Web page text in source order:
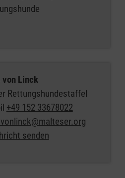
Mantrailer in
Ausbildung
Ausbildung
von Linck
Rettungshundestaffel
+49 152 33678022
senden